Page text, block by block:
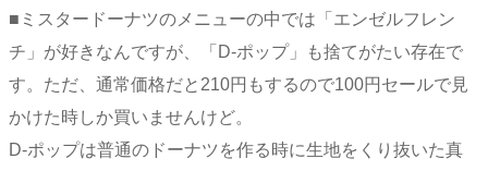
■ミスタードーナツのメニューの中では「エンゼルフレン
チ」が好きなんですが、「D-ポップ」も捨てがたい存在で
す。ただ、通常価格だと210円もするので100円セールで見
かけた時しか買いませんけど。
D-ポップは普通のドーナツを作る時に生地をくり抜いた真